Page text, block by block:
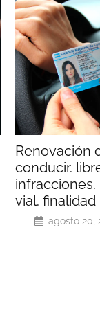
Renovación
conducir.
vial.
agosto 20,